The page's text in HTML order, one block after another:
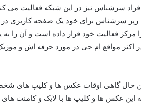
سرشناس نیز در این شبکه فعالیت
رپر سرشناس برای خود یک صفحه کاربری در
را مرکز فعالیت خود قرار داده است و آن را
اکثر مواقع ام‌ جی در مورد حرفه اش و
این حال گاهی اوقات عکس ها و کلیپ های
این عکس ها و کلیپ ها با لایک و کامنت